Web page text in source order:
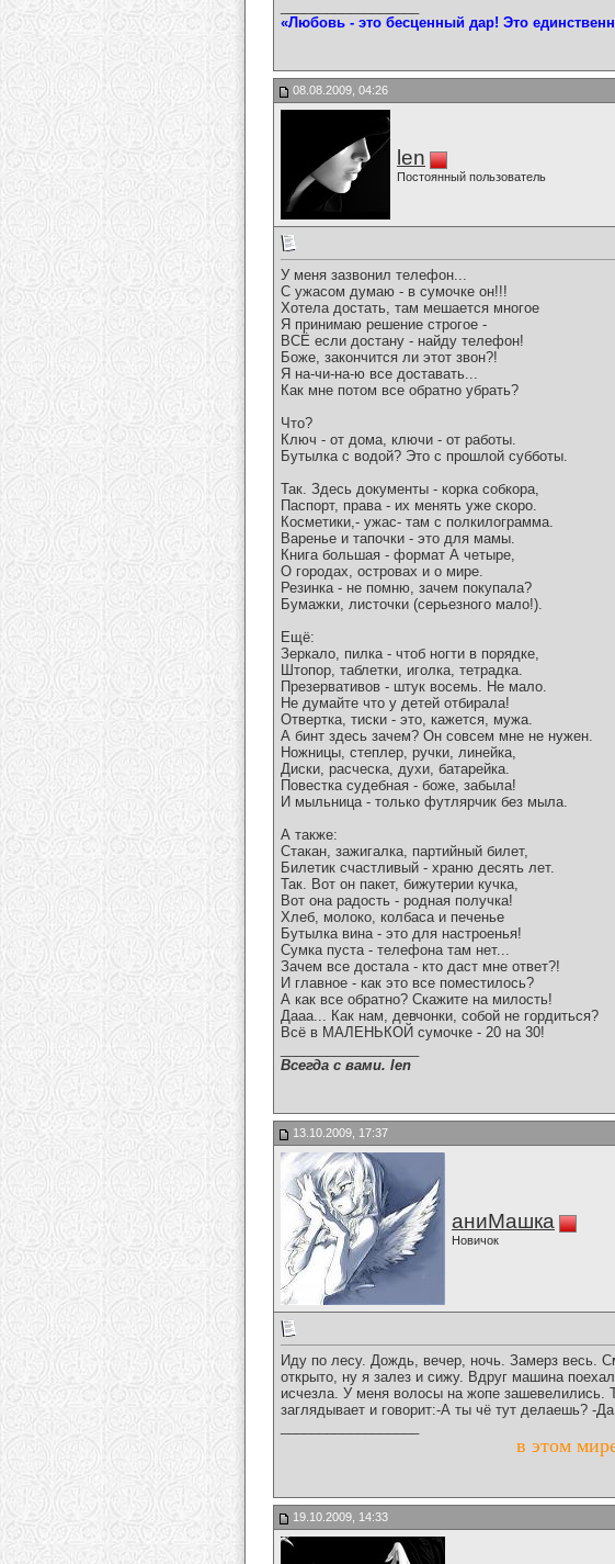
«Любовь - это бесценный дар! Это
08.08.2009, 04:26
len
Постоянный пользователь
У меня зазвонил телефон...
С ужасом думаю - в сумочке он!!!
Хотела достать, там мешается многое
Я принимаю решение строгое -
ВСЁ если достану - найду телефон!
Боже, закончится ли этот звон?!
Я на-чи-на-ю все доставать...
Как мне потом все обратно убрать?
Что?
Ключ - от дома, ключи - от работы.
Бутылка с водой? Это с прошлой субботы.
Так. Здесь документы - корка собкора,
Паспорт, права - их менять уже скоро.
Косметики,- ужас- там с полкилограмма.
Варенье и тапочки - это для мамы.
Книга большая - формат А четыре,
О городах, островах и о мире.
Резинка - не помню, зачем покупала?
Бумажки, листочки (серьезного мало!).
Ещё:
Зеркало, пилка - чтоб ногти в порядке,
Штопор, таблетки, иголка, тетрадка.
Презервативов - штук восемь. Не мало.
Не думайте что у детей отбирала!
Отвертка, тиски - это, кажется, мужа.
А бинт здесь зачем? Он совсем мне не нужен.
Ножницы, степлер, ручки, линейка,
Диски, расческа, духи, батарейка.
Повестка судебная - боже, забыла!
И мыльница - только футлярчик без мыла.
А также:
Стакан, зажигалка, партийный билет,
Билетик счастливый - храню десять лет.
Так. Вот он пакет, бижутерии кучка,
Вот она радость - родная получка!
Хлеб, молоко, колбаса и печенье
Бутылка вина - это для настроенья!
Сумка пуста - телефона там нет...
Зачем все достала - кто даст мне ответ?!
И главное - как это все поместилось?
А как все обратно? Скажите на милость!
Дааа... Как нам, девчонки, собой не гордиться?
Всё в МАЛЕНЬКОЙ сумочке - 20 на 30!
Всегда с вами. len
13.10.2009, 17:37
аниМашка
Новичок
Иду по лесу. Дождь, вечер, ночь. Замерз весь.
открыто, ну я залез и сижу. Вдруг машина
исчезла. У меня волосы на жопе зашевелились.
заглядывает и говорит:-А ты чё тут делаешь? -
в этом
19.10.2009, 14:33